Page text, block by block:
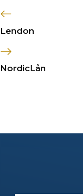
Lendon
NordicLån